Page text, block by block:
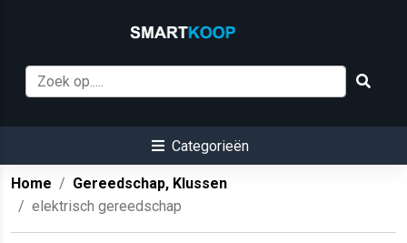
Categorieën
Home
Gereedschap, Klussen
elektrisch gereedschap